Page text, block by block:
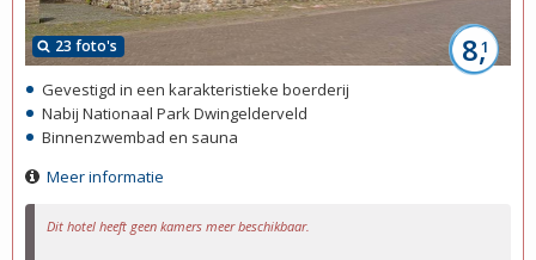
Dit hotel heeft geen kamers meer beschikbaar.
23 foto's 8,1
Gevestigd in een karakteristieke boerderij
Nabij Nationaal Park Dwingelderveld
Binnenzwembad en sauna
Meer informatie